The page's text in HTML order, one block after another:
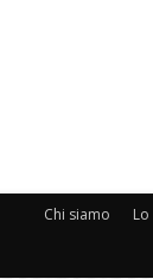
Chi siamo